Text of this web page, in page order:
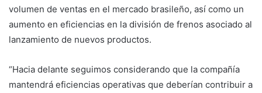
volumen de ventas en el mercado brasileño, así como un
aumento en eficiencias en la división de frenos asociado al
lanzamiento de nuevos productos.
“Hacia delante seguimos considerando que la compañía
mantendrá eficiencias operativas que deberían contribuir a